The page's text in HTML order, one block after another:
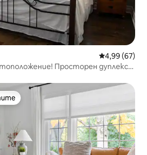
Средна
4,99 (67)
Просторен дуплекс
на гостите